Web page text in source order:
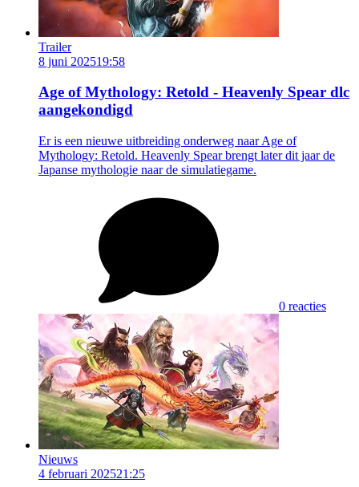
Trailer
8 juni 202519:58
Age of Mythology: Retold - Heavenly Spear dlc
aangekondigd
Er is een nieuwe uitbreiding onderweg naar Age of
Mythology: Retold. Heavenly Spear brengt later dit jaar de
Japanse mythologie naar de simulatiegame.
0 reacties
Nieuws
4 februari 202521:25